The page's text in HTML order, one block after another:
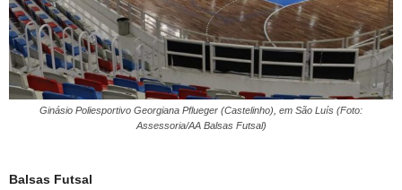
Ginásio Poliesportivo Georgiana Pflueger (Castelinho), em São Luís (Foto:
Assessoria/AA Balsas Futsal)
Balsas Futsal